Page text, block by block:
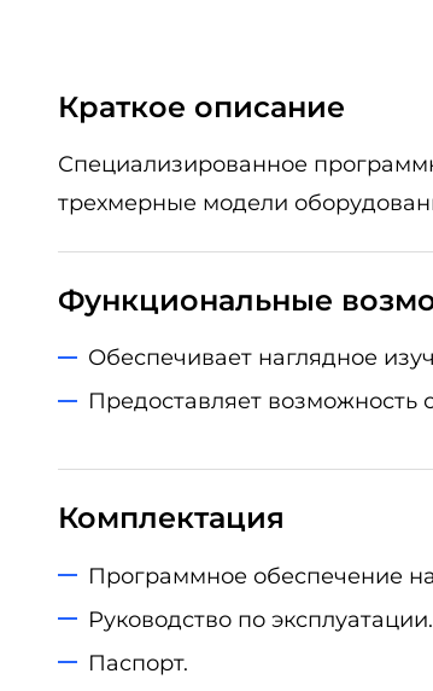
Краткое описание
Специализированное
трехмерные модели
Функциональные
Обеспечивает наглядное
Предоставляет возможность
Комплектация
Программное обеспечение
Руководство по эксплуатации.
Паспорт.